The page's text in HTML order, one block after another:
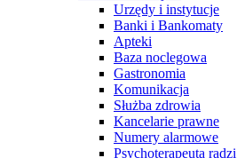
Urzędy i instytucje
Banki i Bankomaty
Apteki
Baza noclegowa
Gastronomia
Komunikacja
Służba zdrowia
Kancelarie prawne
Numery alarmowe
Psychoterapeuta radzi